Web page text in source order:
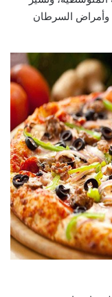
وأمراض السرطان